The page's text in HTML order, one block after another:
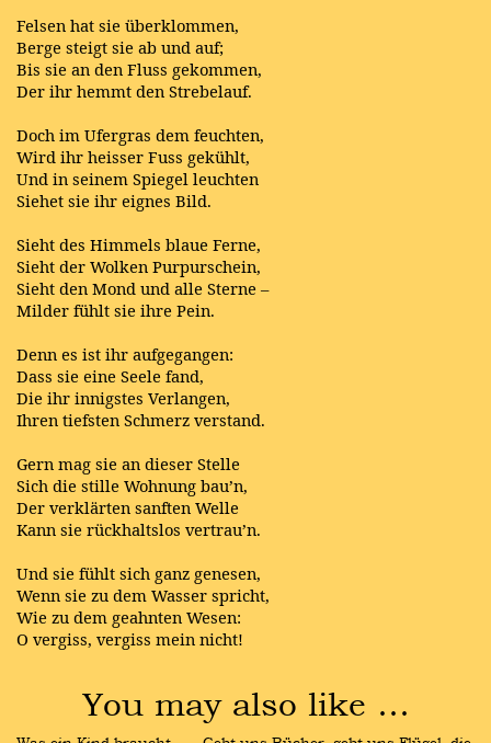
Felsen hat sie überklommen,
Berge steigt sie ab und auf;
Bis sie an den Fluss gekommen,
Der ihr hemmt den Strebelauf.
Doch im Ufergras dem feuchten,
Wird ihr heisser Fuss gekühlt,
Und in seinem Spiegel leuchten
Siehet sie ihr eignes Bild.
Sieht des Himmels blaue Ferne,
Sieht der Wolken Purpurschein,
Sieht den Mond und alle Sterne –
Milder fühlt sie ihre Pein.
Denn es ist ihr aufgegangen:
Dass sie eine Seele fand,
Die ihr innigstes Verlangen,
Ihren tiefsten Schmerz verstand.
Gern mag sie an dieser Stelle
Sich die stille Wohnung bau’n,
Der verklärten sanften Welle
Kann sie rückhaltslos vertrau’n.
Und sie fühlt sich ganz genesen,
Wenn sie zu dem Wasser spricht,
Wie zu dem geahnten Wesen:
O vergiss, vergiss mein nicht!
You may also like …